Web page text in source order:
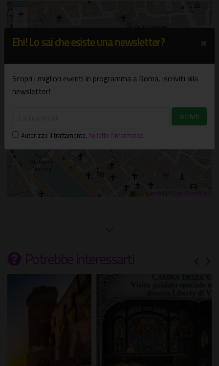
Piazza della Chiesa Nuova - Roma
+
Potrebbe interessarti
Ehi! Lo sai che esiste una newsletter?
Scopri i migliori eventi in programma a Roma, iscriviti alla
newsletter!
Autorizzo il trattamento, ho letto l'informativa